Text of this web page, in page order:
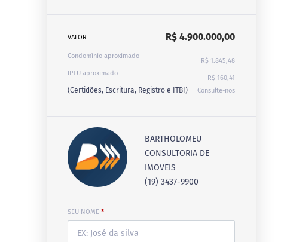
VALOR R$ 4.900.000,00
Condomínio aproximado
R$ 1.845,48
IPTU aproximado
R$ 160,41
(Certidões, Escritura, Registro e ITBI) Consulte-nos
BARTHOLOMEU
CONSULTORIA DE
IMOVEIS
(19) 3437-9900
SEU NOME *